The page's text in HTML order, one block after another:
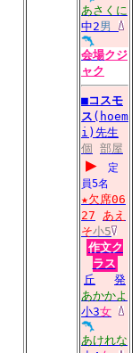
あさくに
中2男
会場クジ
ャク
■コスモ
ス (hoem
i)先生
個 部屋
▶
定
員5名
★欠席06
27
あえ
そ小5
作文ク
ラス
丘
発
あかかよ
小3女
あけれな